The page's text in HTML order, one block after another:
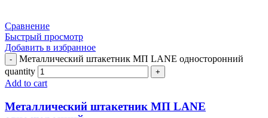
Сравнение
Быстрый просмотр
Добавить в избранное
Металлический штакетник МП LANE односторонний
quantity
Add to cart
Металлический штакетник МП LANE